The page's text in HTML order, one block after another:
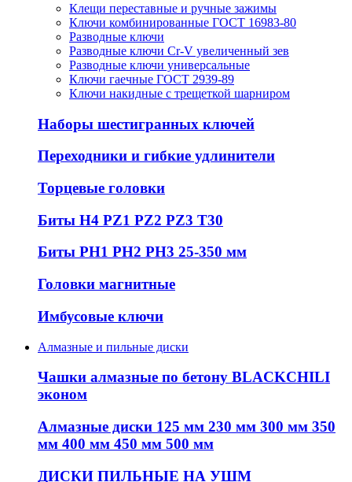
Клещи переставные и ручные зажимы
Ключи комбинированные ГОСТ 16983-80
Разводные ключи
Разводные ключи Cr-V увеличенный зев
Разводные ключи универсальные
Ключи гаечные ГОСТ 2939-89
Ключи накидные с трещеткой шарниром
Наборы шестигранных ключей
Переходники и гибкие удлинители
Торцевые головки
Биты H4 PZ1 PZ2 PZ3 T30
Биты PH1 PH2 PH3 25-350 мм
Головки магнитные
Имбусовые ключи
Алмазные и пильные диски
Чашки алмазные по бетону BLACKCHILI
эконом
Алмазные диски 125 мм 230 мм 300 мм 350
мм 400 мм 450 мм 500 мм
ДИСКИ ПИЛЬНЫЕ НА УШМ